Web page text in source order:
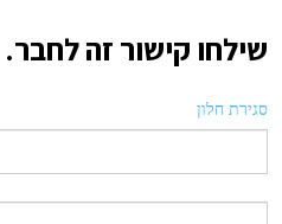
שילחו קישור זה לחבר.
סגירת חלון